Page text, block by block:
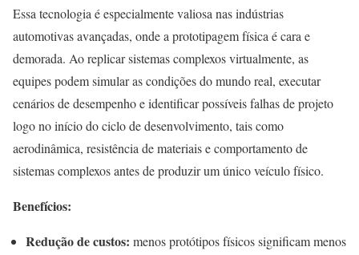
Essa tecnologia é especialmente valiosa nas indústrias
automotivas avançadas, onde a prototipagem física é cara e
demorada. Ao replicar sistemas complexos virtualmente, as
equipes podem simular as condições do mundo real, executar
cenários de desempenho e identificar possíveis falhas de projeto
logo no início do ciclo de desenvolvimento, tais como
aerodinâmica, resistência de materiais e comportamento de
sistemas complexos antes de produzir um único veículo físico.
Benefícios:
Redução de custos: menos protótipos físicos significam menos